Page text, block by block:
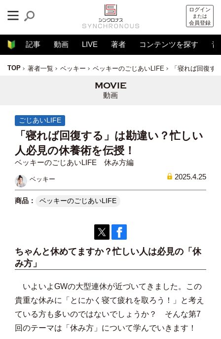
ログイン
または
会員登録
記事 動画 LIVE 著者 コンテンツを探す 音
TOP 著者一覧 ベッキー ベッキーのごじあいLIFE 「寝れば回復す
動画
ごじあいLIFE
「寝れば回復する」は勘違い？忙しい
人必見の休養術を伝授！
ベッキーのごじあいLIFE 休み方編
ベッキー 2025.4.25
ベッキーのごじあいLIFE
ちゃんと休めてますか？忙しい人は必見の「休
み方」
いよいよGWの大型連休が近づいてきました。この
貴重な休みに「とにかく寝て疲れを取ろう！」と考え
ている方も多いのではないでしょうか？ そんな第7
回のテーマは「休み方」について学んでいきます！